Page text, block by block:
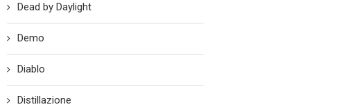
Dead by Daylight
Demo
Diablo
Distillazione